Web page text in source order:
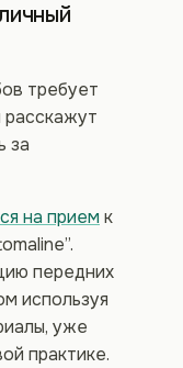
требует
расскажут
за
на прием к
передних
используя
уже
практике.